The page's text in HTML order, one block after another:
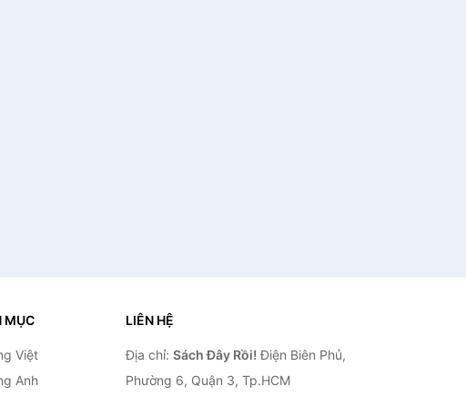
MỤC
Việt
Anh
LIÊN HỆ
Địa chỉ: Sách Đây Rồi! Điện Biên Phủ,
Phường 6, Quận 3, Tp.HCM